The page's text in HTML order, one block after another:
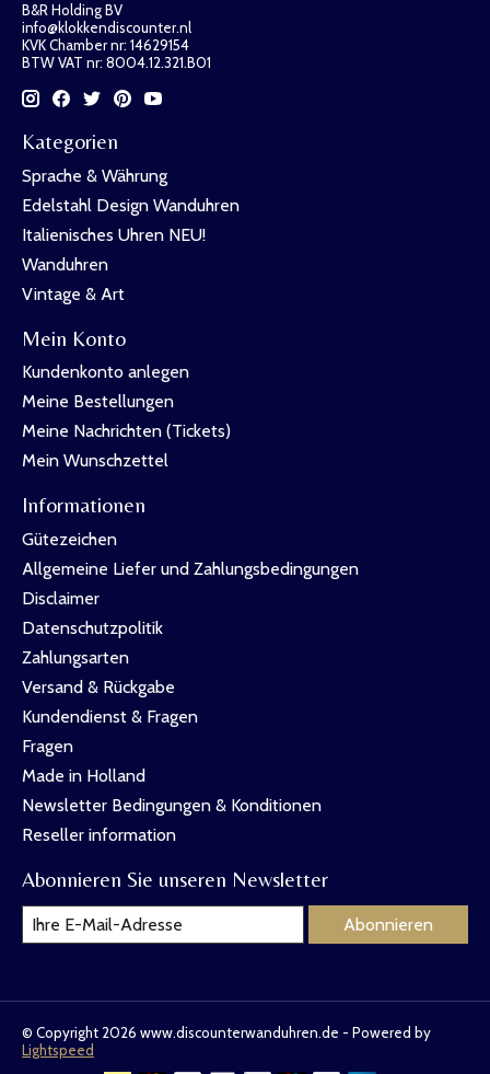
B&R Holding BV
info@klokkendiscounter.nl
KVK Chamber nr: 14629154
BTW VAT nr: 8004.12.321.B01
Kategorien
Sprache & Währung
Edelstahl Design Wanduhren
Italienisches Uhren NEU!
Wanduhren
Vintage & Art
Mein Konto
Kundenkonto anlegen
Meine Bestellungen
Meine Nachrichten (Tickets)
Mein Wunschzettel
Informationen
Gütezeichen
Allgemeine Liefer und Zahlungsbedingungen
Disclaimer
Datenschutzpolitik
Zahlungsarten
Versand & Rückgabe
Kundendienst & Fragen
Fragen
Made in Holland
Newsletter Bedingungen & Konditionen
Reseller information
Abonnieren Sie unseren Newsletter
Abonnieren
© Copyright 2026 www.discounterwanduhren.de - Powered by
Lightspeed